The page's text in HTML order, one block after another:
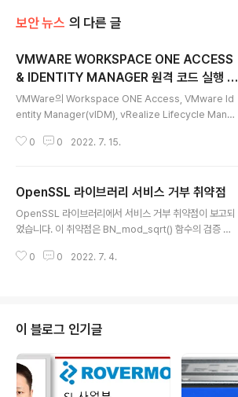
보안 뉴스 의 다른 글
VMWARE WORKSPACE ONE ACCESS
& IDENTITY MANAGER 원격 코드 실행 취
약점
VMWare의 Workspace ONE Access, VMware Id
entity Manager(vIDM), vRealize Lifecycle Manag
ation 제품에는 서버 측 템플릿 주입으로 인한 원격 코드
수 있습니다. 템플릿 주입에 성공하면 공격에 의해 원격 코
드 실행(RCE)이 발생하여 데이터 공개, 추가 또는 변경 및
서비스 거부 상태가 발생할 수 있습니다. 취약점의 식별자
되었습니다. 기술 개요: SSTI(Server-side Templat
0 0 2022. 7. 15.
OpenSSL 라이브러리 서비스 거부 취약점
OpenSSL 라이브러리에서 서비스 거부 취약점이 보고되
었습니다. 이 취약점은 BN_mod_sqrt() 함수의 검증 부
브러리를 사용하여 OpenSSL 서버 또는 응용프로그램에
1.0.2와 1.1.1, 3.0 이며, 해당 버전은 아래 버전에서 해결되
었습니다. OpenSSL 3.0.2 (3.0.0, 3.0.1에 영향을 미
침) OpenSSL 1.1.1n (1.1.1-1.1m에 영향을 미침) OpenS
SL 1.0.2zd (1.0.2-1.0.2zc에 영향을 미침) 취약점의 식
별자는 CV..
0 0 2022. 7. 4.
이 블로그 인기글